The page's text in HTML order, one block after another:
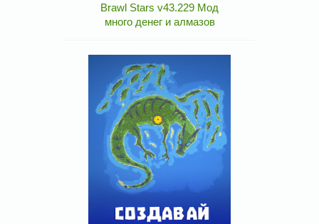
Brawl Stars v43.229 Мод
много денег и алмазов